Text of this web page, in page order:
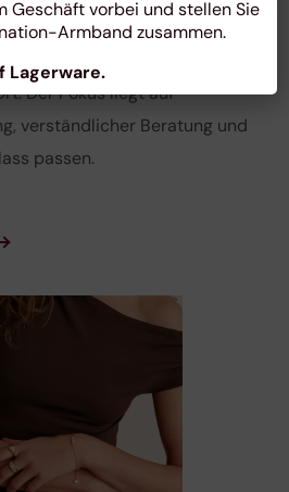
Gravuren, Pokalen und
Kunden eine direkte
Der Fokus liegt auf
verständlicher Beratung und
passen.
Geschäft vorbei und stellen Sie
Armband zusammen.
Lagerware.